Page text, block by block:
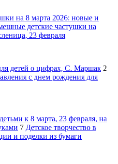
на 8 марта 2026: новые и
детские частушки на
23 февраля
детей о цифрах, С. Маршак 2
с днем рождения для
к 8 марта, 23 февраля, на
7 Детское творчество в
и поделки из бумаги